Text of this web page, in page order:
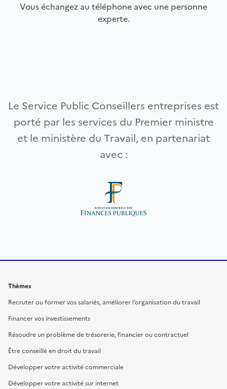
Vous échangez au téléphone avec une personne
experte.
Le Service Public Conseillers entreprises est
porté par les services du Premier ministre
et le ministère du Travail, en partenariat
avec :
Thèmes
Recruter ou former vos salariés, améliorer l’organisation du travail
Financer vos investissements
Résoudre un problème de trésorerie, financier ou contractuel
Être conseillé en droit du travail
Développer votre activité commerciale
Développer votre activité sur internet